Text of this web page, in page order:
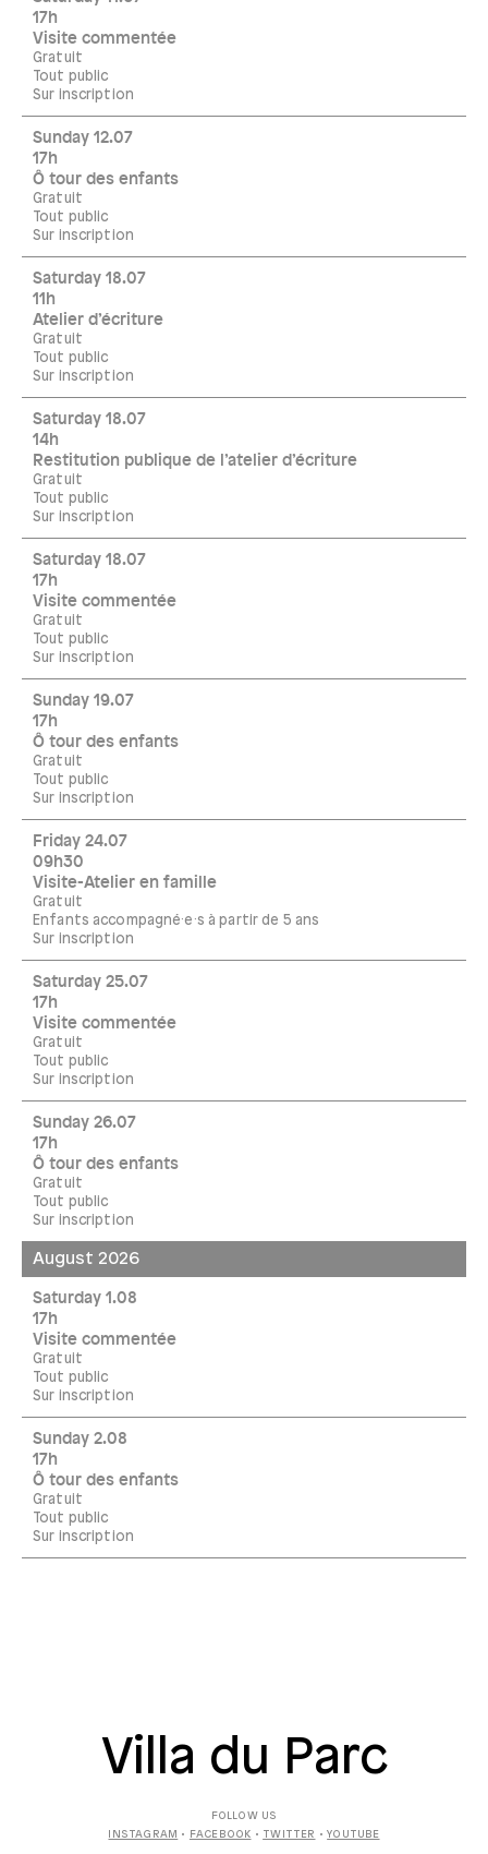
17h
Visite commentée
Gratuit
Tout public
Sur inscription
Sunday 12.07
17h
Ô tour des enfants
Gratuit
Tout public
Sur inscription
Saturday 18.07
11h
Atelier d’écriture
Gratuit
Tout public
Sur inscription
Saturday 18.07
14h
Restitution publique de l’atelier d’écriture
Gratuit
Tout public
Sur inscription
Saturday 18.07
17h
Visite commentée
Gratuit
Tout public
Sur inscription
Sunday 19.07
17h
Ô tour des enfants
Gratuit
Tout public
Sur inscription
Friday 24.07
09h30
Visite-Atelier en famille
Gratuit
Enfants accompagné·e·s à partir de 5 ans
Sur inscription
Saturday 25.07
17h
Visite commentée
Gratuit
Tout public
Sur inscription
Sunday 26.07
17h
Ô tour des enfants
Gratuit
Tout public
Sur inscription
August 2026
Saturday 1.08
17h
Visite commentée
Gratuit
Tout public
Sur inscription
Sunday 2.08
17h
Ô tour des enfants
Gratuit
Tout public
Sur inscription
FOLLOW US
INSTAGRAM • FACEBOOK • TWITTER •YOUTUBE
Villa du Parc